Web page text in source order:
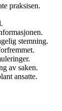
praksisen.
stemning.
av saken.
ansatte.